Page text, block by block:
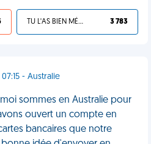
TU L'AS BIEN MÉRITÉ 3 783
- Australie
sommes en Australie pour
ouvert un compte en
bancaires que notre